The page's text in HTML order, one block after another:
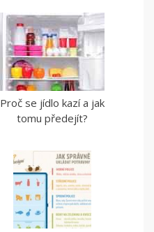
Proč se jídlo kazí a jak
tomu předejít?